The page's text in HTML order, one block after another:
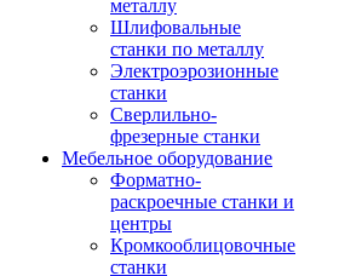
металлу
Шлифовальные
станки по металлу
Электроэрозионные
станки
Сверлильно-
фрезерные станки
Мебельное оборудование
Форматно-
раскроечные станки и
центры
Кромкооблицовочные
станки